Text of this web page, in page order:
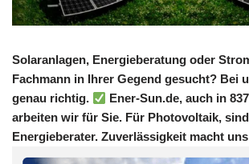
Solaranlagen, Energieberatung oder
Fachmann in Ihrer Gegend gesucht? Bei
genau richtig.
Ener-Sun.de, auch in
arbeiten wir für Sie. Für Photovoltaik,
Energieberater. Zuverlässigkeit macht